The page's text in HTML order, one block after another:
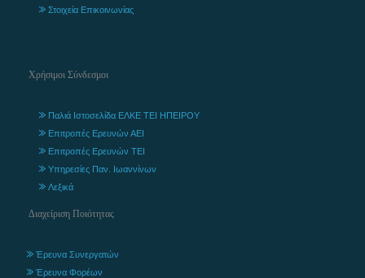
Στοιχεία Επικοινωνίας
Χρήσιμοι Σύνδεσμοι
Παλιά Ιστοσελίδα ΕΛΚΕ ΤΕΙ ΗΠΕΙΡΟΥ
Επιτροπές Ερευνών ΑΕΙ
Επιτροπές Ερευνών ΤΕΙ
Υπηρεσίες Παν. Ιωαννίνων
Λεξικά
Διαχείριση Ποιότητας
Έρευνα Συνεργατών
Έρευνα Φορέων